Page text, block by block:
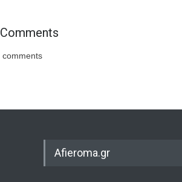
Comments
comments
Afieroma.gr